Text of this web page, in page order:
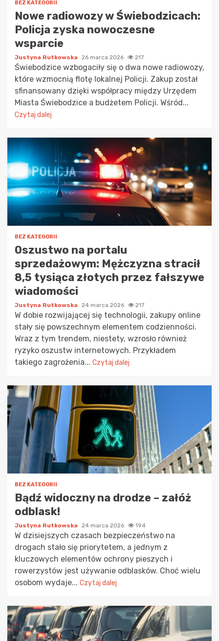
BEZ KATEGORII
Nowe radiowozy w Świebodzicach:
Policja zyska nowoczesne
wsparcie
Justyna Rutkowska 26 marca 2026 217
Świebodzice wzbogaciły się o dwa nowe radiowozy,
które wzmocnią flotę lokalnej Policji. Zakup został
sfinansowany dzięki współpracy między Urzędem
Miasta Świebodzice a budżetem Policji. Wśród...
Czytaj dalej
BEZ KATEGORII
Oszustwo na portalu
sprzedażowym: Mężczyzna stracił
8,5 tysiąca złotych przez fałszywe
wiadomości
Justyna Rutkowska 24 marca 2026 217
W dobie rozwijającej się technologii, zakupy online
stały się powszechnym elementem codzienności.
Wraz z tym trendem, niestety, wzrosło również
ryzyko oszustw internetowych. Przykładem
takiego zagrożenia... Czytaj dalej
BEZ KATEGORII
Bądź widoczny na drodze – załóż
odblask!
Justyna Rutkowska 24 marca 2026 194
W dzisiejszych czasach bezpieczeństwo na
drogach stało się priorytetem, a jednym z
kluczowych elementów ochrony pieszych i
rowerzystów jest używanie odblasków. Choć wielu
osobom wydaje... Czytaj dalej